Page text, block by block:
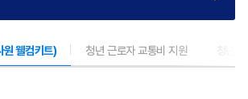
원 웰컴키트) 청년 근로자 교통비 지원 청년친